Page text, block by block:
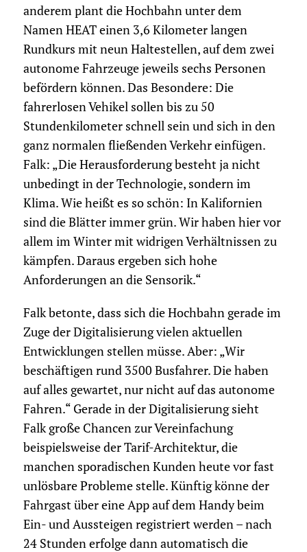
anderem plant die Hochbahn unter dem
Namen HEAT einen 3,6 Kilometer langen
Rundkurs mit neun Haltestellen, auf dem zwei
autonome Fahrzeuge jeweils sechs Personen
befördern können. Das Besondere: Die
fahrerlosen Vehikel sollen bis zu 50
Stundenkilometer schnell sein und sich in den
ganz normalen fließenden Verkehr einfügen.
Falk: „Die Herausforderung besteht ja nicht
unbedingt in der Technologie, sondern im
Klima. Wie heißt es so schön: In Kalifornien
sind die Blätter immer grün. Wir haben hier vor
allem im Winter mit widrigen Verhältnissen zu
kämpfen. Daraus ergeben sich hohe
Anforderungen an die Sensorik.“
Falk betonte, dass sich die Hochbahn gerade im
Zuge der Digitalisierung vielen aktuellen
Entwicklungen stellen müsse. Aber: „Wir
beschäftigen rund 3500 Busfahrer. Die haben
auf alles gewartet, nur nicht auf das autonome
Fahren.“ Gerade in der Digitalisierung sieht
Falk große Chancen zur Vereinfachung
beispielsweise der Tarif-Architektur, die
manchen sporadischen Kunden heute vor fast
unlösbare Probleme stelle. Künftig könne der
Fahrgast über eine App auf dem Handy beim
Ein- und Aussteigen registriert werden – nach
24 Stunden erfolge dann automatisch die